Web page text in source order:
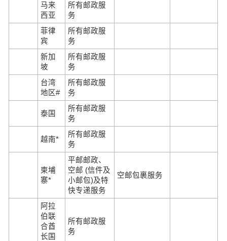
马来
西亚
所有邮政服
务
菲律
宾
所有邮政服
务
新加
坡
所有邮政服
务
台湾
地区#
所有邮政服
务
泰国
所有邮政服
务
越南*
所有邮政服
务
柬埔
寨*
平邮邮政、
空邮 (信件及
小邮包)及特
快专递服务
空邮包裹服务
阿拉
伯联
合酋
长国
所有邮政服
务